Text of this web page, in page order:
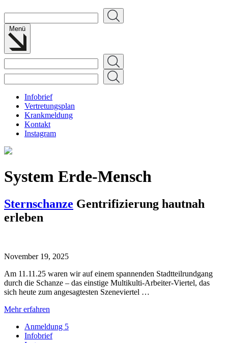
Suchen
Suchen
Suchen
Infobrief
Vertretungsplan
Krankmeldung
Kontakt
Instagram
System Erde-Mensch
Sternschanze Gentrifizierung hautnah
erleben
November 19, 2025
Am 11.11.25 waren wir auf einem spannenden Stadtteilrundgang
durch die Schanze – das einstige Multikulti-Arbeiter-Viertel, das
sich heute zum angesagtesten Szeneviertel …
Mehr erfahren
Anmeldung 5
Infobrief